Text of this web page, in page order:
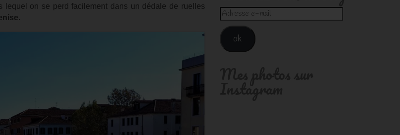
lequel on se perd facilement dans un dédale de ruelles
.
Adresse
e-
mail
ok